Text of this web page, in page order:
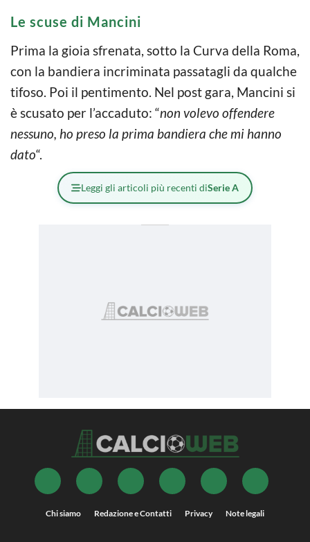
Le scuse di Mancini
Prima la gioia sfrenata, sotto la Curva della Roma,
con la bandiera incriminata passatagli da qualche
tifoso. Poi il pentimento. Nel post gara, Mancini si
è scusato per l’accaduto: “non volevo offendere
nessuno, ho preso la prima bandiera che mi hanno
dato“.
Leggi gli articoli più recenti diSerie A
Chi siamo Redazione e Contatti Privacy Note legali